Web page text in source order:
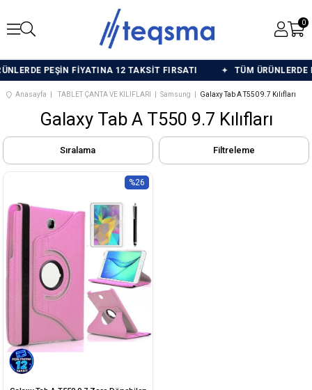
0
PEŞİN FİYATINA 12 TAKSİT FIRSATI TÜM ÜRÜNLERDE
Anasayfa TABLET ÇANTA VE KILIFLARI Samsung Galaxy Tab A T550 9.7 Kılıfları
Galaxy Tab A T550 9.7 Kılıfları
Filtreleme
Sıralama
%26